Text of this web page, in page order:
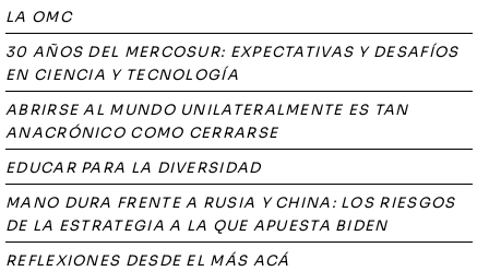
LA OMC
30 AÑOS DEL MERCOSUR: EXPECTATIVAS Y DESAFÍOS
EN CIENCIA Y TECNOLOGÍA
ABRIRSE AL MUNDO UNILATERALMENTE ES TAN
ANACRÓNICO COMO CERRARSE
EDUCAR PARA LA DIVERSIDAD
MANO DURA FRENTE A RUSIA Y CHINA: LOS RIESGOS
DE LA ESTRATEGIA A LA QUE APUESTA BIDEN
REFLEXIONES DESDE EL MÁS ACÁ